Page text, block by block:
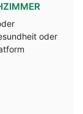
oder